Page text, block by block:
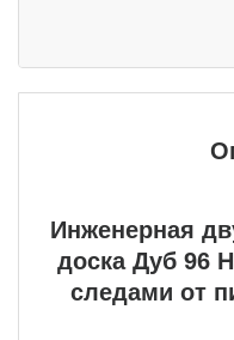
Инженерная
доскаДуб 96
следами от